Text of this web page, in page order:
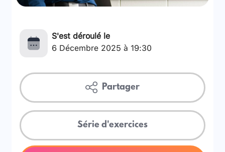
S'est déroulé le
6 Décembre 2025 à 19:30
Partager
Série d'exercices